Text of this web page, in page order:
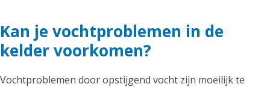
Kan je vochtproblemen in de
kelder voorkomen?
Vochtproblemen door opstijgend vocht zijn moeilijk te